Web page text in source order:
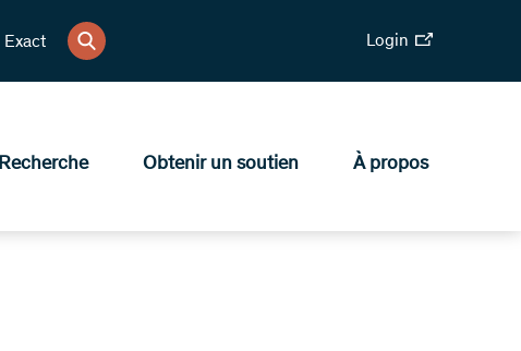
Exact Login
Recherche Obtenir un soutien À propos